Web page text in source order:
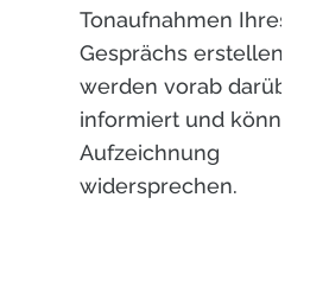
Tonaufnahmen Ihres
Gesprächs erstellen.
werden vorab darüber
informiert und
Aufzeichnung
widersprechen.